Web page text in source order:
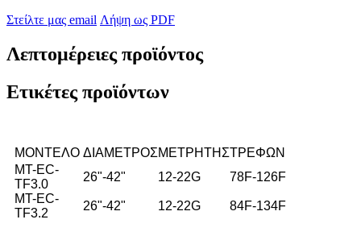
Στείλτε μας email Λήψη ως PDF
Λεπτομέρειες προϊόντος
Ετικέτες προϊόντων
ΜΟΝΤΕΛΟ ΔΙΑΜΕΤΡΟΣΜΕΤΡΗΤΗΣΤΡΕΦΩΝ
MT-EC-
TF3.0
26"-42" 12-22G
78F-126F
MT-EC-
TF3.2
26"-42" 12-22G 84F-134F